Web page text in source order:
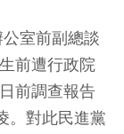
室前副總談
前遭行政院
前調查報告
。對此民進黨